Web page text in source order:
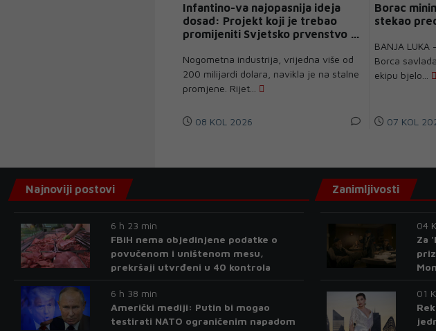
Infantino-va najopasnija ideja
dosad: Projekt koji je trebao
promijeniti Svjetsko prvenstvo – i
Nogometna industrija, vrijedna više od
200 milijardi dolara, navikla je na stalne
promjene. Rijet...
08 KOL 2026
Borac
stekao
BANJA
Borca
ekipu bjelo...
07 KOL
Najnoviji postovi
6 h 23 min
FBiH nema objedinjene podatke o
povučenom i uništenom mesu,
prekršaji utvrđeni u 40 kontrola
6 h 38 min
Američki mediji: Putin bi mogao
testirati NATO ograničenim napadom
Zanimljivosti
04
Za
01